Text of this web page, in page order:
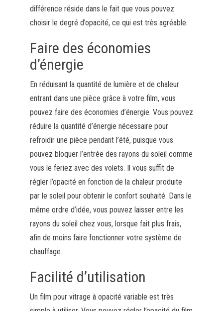
différence réside dans le fait que vous pouvez
choisir le degré d’opacité, ce qui est très agréable.
Faire des économies
d’énergie
En réduisant la quantité de lumière et de chaleur
entrant dans une pièce grâce à votre film, vous
pouvez faire des économies d’énergie. Vous pouvez
réduire la quantité d’énergie nécessaire pour
refroidir une pièce pendant l’été, puisque vous
pouvez bloquer l’entrée des rayons du soleil comme
vous le feriez avec des volets. Il vous suffit de
régler l’opacité en fonction de la chaleur produite
par le soleil pour obtenir le confort souhaité. Dans le
même ordre d’idée, vous pouvez laisser entre les
rayons du soleil chez vous, lorsque fait plus frais,
afin de moins faire fonctionner votre système de
chauffage.
Facilité d’utilisation
Un film pour vitrage à opacité variable est très